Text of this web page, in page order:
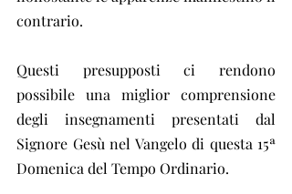
contrario.
Questi presupposti ci rendono
possibile una miglior comprensione
degli insegnamenti presentati dal
Signore Gesù nel Vangelo di questa 15ª
Domenica del Tempo Ordinario.